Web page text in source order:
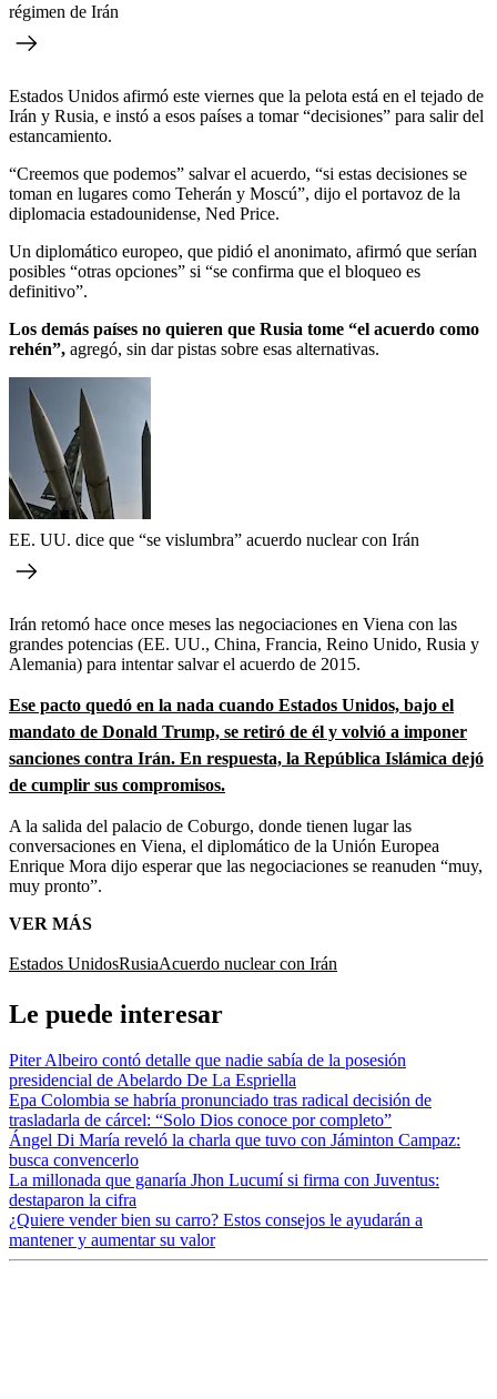
régimen de Irán
Estados Unidos afirmó este viernes que la pelota está en el tejado de
Irán y Rusia, e instó a esos países a tomar “decisiones” para salir del
estancamiento.
“Creemos que podemos” salvar el acuerdo, “si estas decisiones se
toman en lugares como Teherán y Moscú”, dijo el portavoz de la
diplomacia estadounidense, Ned Price.
Un diplomático europeo, que pidió el anonimato, afirmó que serían
posibles “otras opciones” si “se confirma que el bloqueo es
definitivo”.
Los demás países no quieren que Rusia tome “el acuerdo como
rehén”, agregó, sin dar pistas sobre esas alternativas.
EE. UU. dice que “se vislumbra” acuerdo nuclear con Irán
Irán retomó hace once meses las negociaciones en Viena con las
grandes potencias (EE. UU., China, Francia, Reino Unido, Rusia y
Alemania) para intentar salvar el acuerdo de 2015.
Ese pacto quedó en la nada cuando Estados Unidos, bajo el
mandato de Donald Trump, se retiró de él y volvió a imponer
sanciones contra Irán. En respuesta, la República Islámica dejó
de cumplir sus compromisos.
A la salida del palacio de Coburgo, donde tienen lugar las
conversaciones en Viena, el diplomático de la Unión Europea
Enrique Mora dijo esperar que las negociaciones se reanuden “muy,
muy pronto”.
VER MÁS
Estados UnidosRusiaAcuerdo nuclear con Irán
Le puede interesar
Piter Albeiro contó detalle que nadie sabía de la posesión
presidencial de Abelardo De La Espriella
Epa Colombia se habría pronunciado tras radical decisión de
trasladarla de cárcel: “Solo Dios conoce por completo”
Ángel Di María reveló la charla que tuvo con Jáminton Campaz:
busca convencerlo
La millonada que ganaría Jhon Lucumí si firma con Juventus:
destaparon la cifra
¿Quiere vender bien su carro? Estos consejos le ayudarán a
mantener y aumentar su valor